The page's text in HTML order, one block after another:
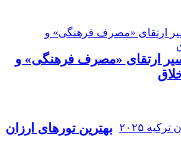
ارتقای «مصرف فرهنگی» و
بهترین تورهای ارزان